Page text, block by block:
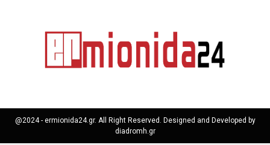
@2024 - ermionida24.gr. All Right Reserved. Designed and Developed by
diadromh.gr